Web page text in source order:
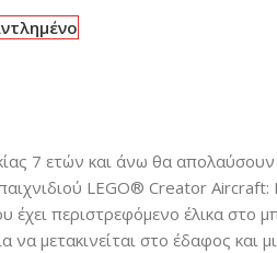
7 ετών και άνω θα
LEGO® Creator
έχει περιστρεφόμενο έλικα στο
να μετακινείται στο έδαφος και